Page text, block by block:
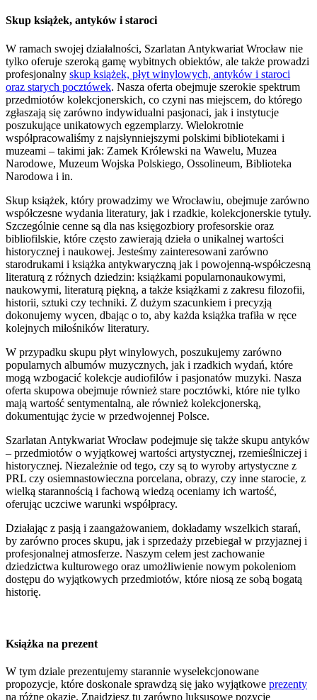
Skup książek, antyków i staroci
W ramach swojej działalności, Szarlatan Antykwariat Wrocław nie
tylko oferuje szeroką gamę wybitnych obiektów, ale także prowadzi
profesjonalny skup książek, płyt winylowych, antyków i staroci
oraz starych pocztówek. Nasza oferta obejmuje szerokie spektrum
przedmiotów kolekcjonerskich, co czyni nas miejscem, do którego
zgłaszają się zarówno indywidualni pasjonaci, jak i instytucje
poszukujące unikatowych egzemplarzy. Wielokrotnie
współpracowaliśmy z najsłynniejszymi polskimi bibliotekami i
muzeami – takimi jak: Zamek Królewski na Wawelu, Muzea
Narodowe, Muzeum Wojska Polskiego, Ossolineum, Biblioteka
Narodowa i in.
Skup książek, który prowadzimy we Wrocławiu, obejmuje zarówno
współczesne wydania literatury, jak i rzadkie, kolekcjonerskie tytuły.
Szczególnie cenne są dla nas księgozbiory profesorskie oraz
bibliofilskie, które często zawierają dzieła o unikalnej wartości
historycznej i naukowej. Jesteśmy zainteresowani zarówno
starodrukami i książka antykwaryczną jak i powojenną-współczesną
literaturą z różnych dziedzin: książkami popularnonaukowymi,
naukowymi, literaturą piękną, a także książkami z zakresu filozofii,
historii, sztuki czy techniki. Z dużym szacunkiem i precyzją
dokonujemy wycen, dbając o to, aby każda książka trafiła w ręce
kolejnych miłośników literatury.
W przypadku skupu płyt winylowych, poszukujemy zarówno
popularnych albumów muzycznych, jak i rzadkich wydań, które
mogą wzbogacić kolekcje audiofilów i pasjonatów muzyki. Nasza
oferta skupowa obejmuje również stare pocztówki, które nie tylko
mają wartość sentymentalną, ale również kolekcjonerską,
dokumentując życie w przedwojennej Polsce.
Szarlatan Antykwariat Wrocław podejmuje się także skupu antyków
– przedmiotów o wyjątkowej wartości artystycznej, rzemieślniczej i
historycznej. Niezależnie od tego, czy są to wyroby artystyczne z
PRL czy osiemnastowieczna porcelana, obrazy, czy inne starocie, z
wielką starannością i fachową wiedzą oceniamy ich wartość,
oferując uczciwe warunki współpracy.
Działając z pasją i zaangażowaniem, dokładamy wszelkich starań,
by zarówno proces skupu, jak i sprzedaży przebiegał w przyjaznej i
profesjonalnej atmosferze. Naszym celem jest zachowanie
dziedzictwa kulturowego oraz umożliwienie nowym pokoleniom
dostępu do wyjątkowych przedmiotów, które niosą ze sobą bogatą
historię.
Książka na prezent
W tym dziale prezentujemy starannie wyselekcjonowane
propozycje, które doskonale sprawdzą się jako wyjątkowe prezenty
na różne okazje. Znajdziesz tu zarówno luksusowe pozycje